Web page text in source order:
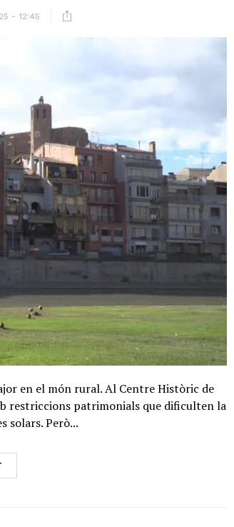
- 12:45
en el món rural. Al Centre Històric de
restriccions patrimonials que dificulten la
solars. Però...